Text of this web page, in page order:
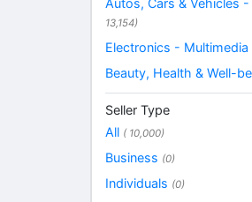
Autos, Cars & Vehicles -
13,154)
Electronics - Multimedia
Beauty, Health & Well-
Seller Type
All ( 10,000)
Business (0)
Individuals (0)